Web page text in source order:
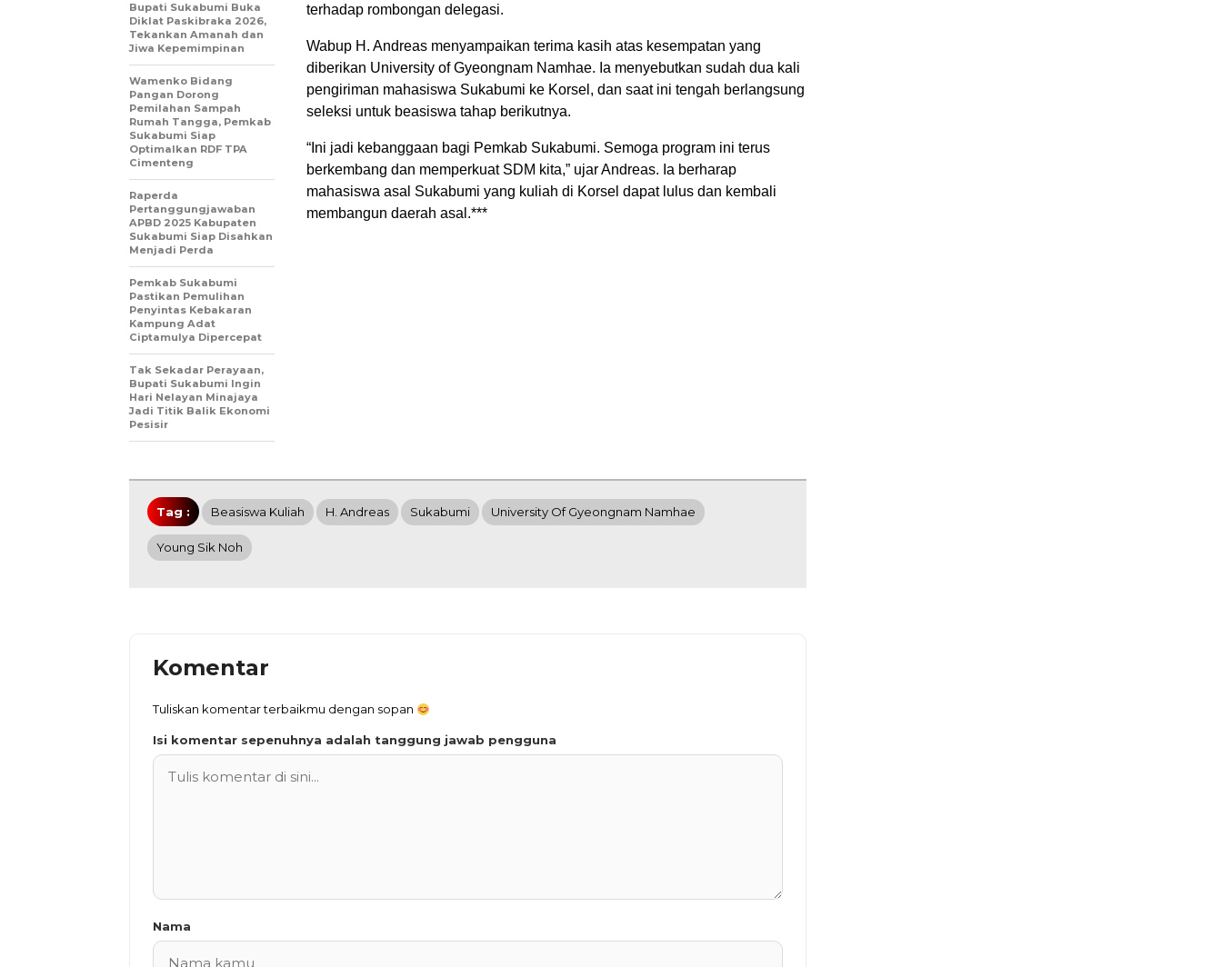
terhadap rombongan delegasi.
Wabup H. Andreas menyampaikan terima kasih atas kesempatan yang
diberikan University of Gyeongnam Namhae. Ia menyebutkan sudah dua kali
pengiriman mahasiswa Sukabumi ke Korsel, dan saat ini tengah berlangsung
seleksi untuk beasiswa tahap berikutnya.
“Ini jadi kebanggaan bagi Pemkab Sukabumi. Semoga program ini terus
berkembang dan memperkuat SDM kita,” ujar Andreas. Ia berharap
mahasiswa asal Sukabumi yang kuliah di Korsel dapat lulus dan kembali
membangun daerah asal.***
Bupati Sukabumi Buka
Diklat Paskibraka 2026,
Tekankan Amanah dan
Jiwa Kepemimpinan
Wamenko Bidang
Pangan Dorong
Pemilahan Sampah
Rumah Tangga, Pemkab
Sukabumi Siap
Optimalkan RDF TPA
Cimenteng
Raperda
Pertanggungjawaban
APBD 2025 Kabupaten
Sukabumi Siap Disahkan
Menjadi Perda
Pemkab Sukabumi
Pastikan Pemulihan
Penyintas Kebakaran
Kampung Adat
Ciptamulya Dipercepat
Tak Sekadar Perayaan,
Bupati Sukabumi Ingin
Hari Nelayan Minajaya
Jadi Titik Balik Ekonomi
Pesisir
Tag : Beasiswa Kuliah H. Andreas Sukabumi University Of Gyeongnam Namhae
Young Sik Noh
Komentar
Tuliskan komentar terbaikmu dengan sopan
Isi komentar sepenuhnya adalah tanggung jawab pengguna
Nama